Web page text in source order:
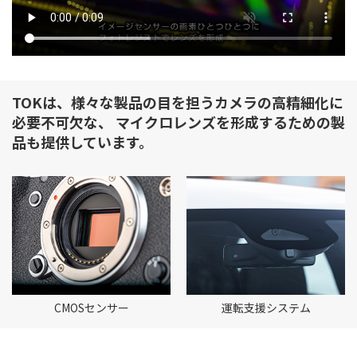
TOKは、様々な製品の目を担うカメラの高精細化に
必要不可欠な、
マイクロレンズを形成するための製
品も提供しています。
CMOSセンサー 運転支援システム